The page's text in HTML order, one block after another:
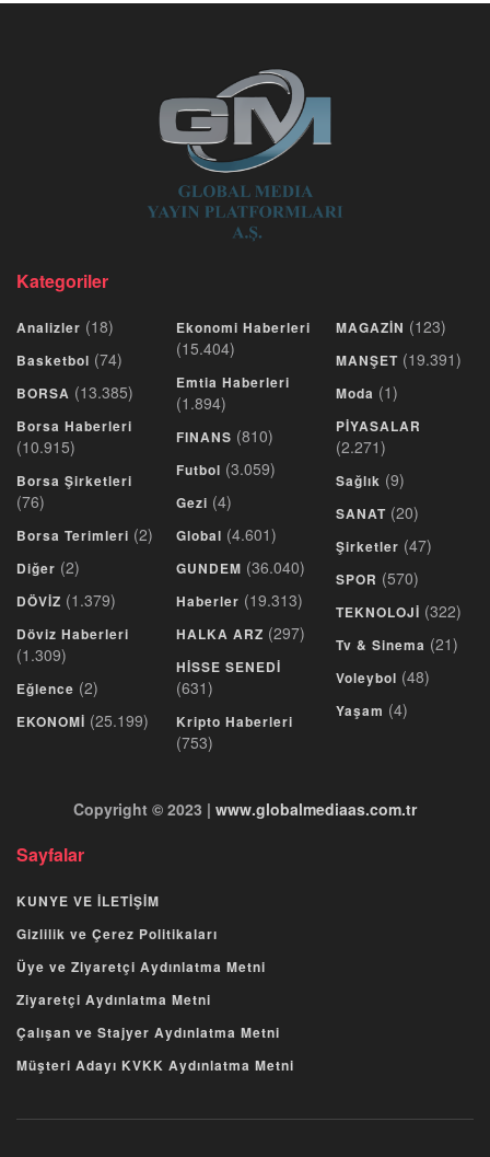
Kategoriler
Analizler (18)
Basketbol (74)
BORSA (13.385)
Borsa Haberleri
(10.915)
Borsa Şirketleri
(76)
Borsa Terimleri (2)
Diğer (2)
DÖVİZ (1.379)
Döviz Haberleri
(1.309)
Eğlence (2)
EKONOMİ (25.199)
Ekonomi Haberleri
(15.404)
Emtia Haberleri
(1.894)
FINANS (810)
Futbol (3.059)
Gezi (4)
Global (4.601)
GUNDEM (36.040)
Haberler (19.313)
HALKA ARZ (297)
HİSSE SENEDİ
(631)
Kripto Haberleri
(753)
MAGAZİN (123)
MANŞET (19.391)
Moda (1)
PİYASALAR
(2.271)
Sağlık (9)
SANAT (20)
Şirketler (47)
SPOR (570)
TEKNOLOJİ (322)
Tv & Sinema (21)
Voleybol (48)
Yaşam (4)
Copyright © 2023 | www.globalmediaas.com.tr
Sayfalar
KUNYE VE İLETİŞİM
Gizlilik ve Çerez Politikaları
Üye ve Ziyaretçi Aydınlatma Metni
Ziyaretçi Aydınlatma Metni
Çalışan ve Stajyer Aydınlatma Metni
Müşteri Adayı KVKK Aydınlatma Metni